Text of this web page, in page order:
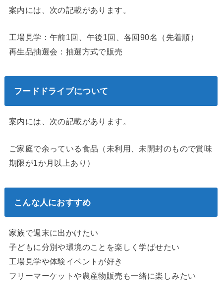
案内には、次の記載があります。
工場見学：午前1回、午後1回、各回90名（先着順）
再生品抽選会：抽選方式で販売
フードドライブについて
案内には、次の記載があります。
ご家庭で余っている食品（未利用、未開封のもので賞味
期限が1か月以上あり）
こんな人におすすめ
家族で週末に出かけたい
子どもに分別や環境のことを楽しく学ばせたい
工場見学や体験イベントが好き
フリーマーケットや農産物販売も一緒に楽しみたい